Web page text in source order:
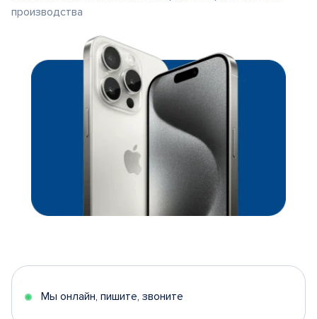
производства
Мы онлайн, пишите, звоните